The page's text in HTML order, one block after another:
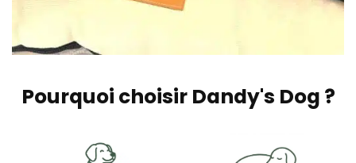
Pourquoi choisir Dandy's Dog ?